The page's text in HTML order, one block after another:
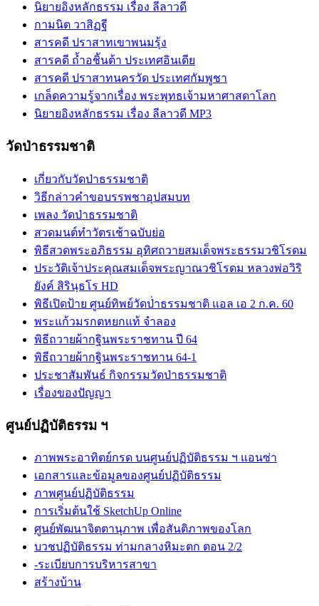
นิยายอิงหลักธรรม เรื่อง ลีลาวดี
กามนิต วาสิฏฐี
สารคดี ปราสาทเขาพนมรุ้ง
สารคดี ถ้ำอชิันต้า ประเทศอินเดีย
สารคดี ปราสาทนครวัด ประเทศกัมพูชา
เกล็ดความรู้จากเรื่อง พระพุทธเจ้ามหาศาสดาโลก
นิยายอิงหลักธรรม เรื่อง ลีลาวดี MP3
วัดป่าธรรมชาติ
เกี่ยวกับวัดป่าธรรมชาติ
วิธีกล่าวคำขอบรรพชาอุปสมบท
เพลง วัดป่าธรรมชาติ
สวดมนต์ทำวัตรเช้าฉบับย่อ
พิธีสวดพระอภิธรรม อุทิศถวายสมเด็จพระธรรมวชิโรดม
ประวัติเจ้าประคุณสมเด็จพระญาณวชิโรดม หลวงพ่อวิริ
ยังค์ สิรินฺธโร HD
พิธีเปิดป้าย ศูนย์ทิพย์วัดป่่าธรรมชาติ แอล เอ 2 ก.ค. 60
พระแก้วมรกตหยกแท้ จำลอง
พิธีถวายผ้ากฐินพระราชทาน ปี 64
พิธีถวายผ้ากฐินพระราชทาน 64-1
ประชาสัมพันธ์ กิจกรรมวัดป่าธรรมชาติ
เรื่องของปัญญา
ศูนย์ปฏิบัติธรรม ฯ
ภาพพระอาทิตย์กรด บนศูนย์ปฏิบัติธรรม ฯ แอนซ่า
เอกสารและข้อมูลของศูนย์ปฏิบัติธรรม
ภาพศูนย์ปฏิบัติธรรม
การเริ่มต้นใช้ SketchUp Online
ศูนย์พัฒนาจิตตานุภาพ เพื่อสันติภาพของโลก
บวชปฏิบัติธรรม ท่ามกลางหิมะตก ตอน 2/2
-ระเบียบการบริหารสาขา
สร้างบ้าน